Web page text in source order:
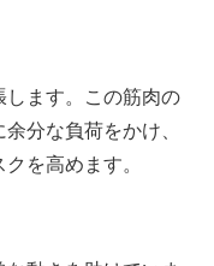
します。この筋肉の
分な負荷をかけ、
を高めます。